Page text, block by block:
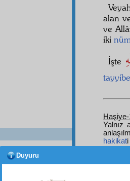
alan
ve
iki
İşte
tayyibe
Yalnız
hakikat
Duyuru